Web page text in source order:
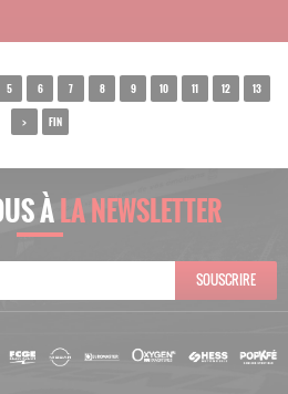
5 6 7 8 9 10 11 12 13
> FIN
ÀLA NEWSLETTER
SOUSCRIRE